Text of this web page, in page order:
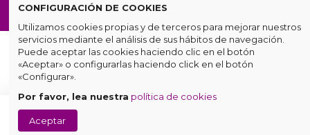
© Farmacia Centenaria. Todos los derechos reservados.
CONFIGURACIÓN DE COOKIES
Utilizamos cookies propias y de terceros para mejorar nuestros
servicios mediante el análisis de sus hábitos de navegación.
Puede aceptar las cookies haciendo clic en el botón
«Aceptar» o configurarlas haciendo click en el botón
«Configurar».
Por favor, lea nuestra política de cookies
Aceptar